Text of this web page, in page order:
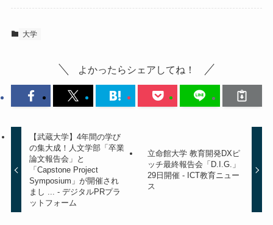
大学
よかったらシェアしてね！
【武蔵大学】4年間の学び
の集大成！人文学部「卒業
論文報告会」と
「Capstone Project
Symposium」が開催され
まし ... - デジタルPRプラ
ットフォーム
立命館大学 教育開発DXピ
ッチ最終報告会「D.I.G.」
29日開催 - ICT教育ニュー
ス